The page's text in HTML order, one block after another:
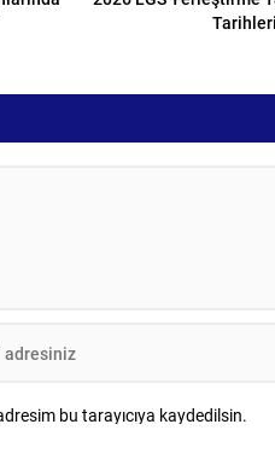
Tarihleri
bu tarayıcıya kaydedilsin.